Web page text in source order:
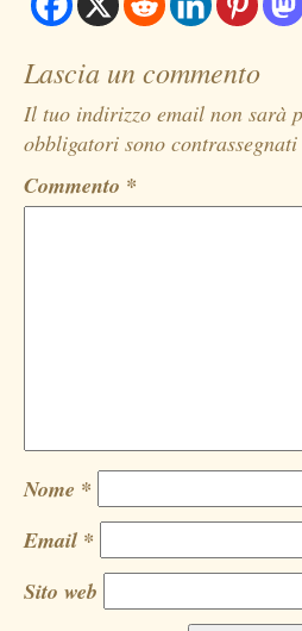
Lascia un commento
Il tuo indirizzo email non sarà
obbligatori sono contrassegnati
Commento *
Nome *
Email *
Sito web